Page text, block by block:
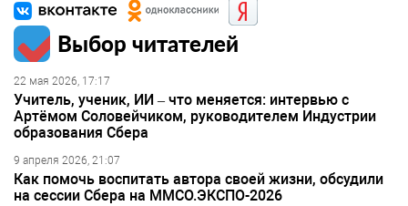
Выбор читателей
22 мая 2026, 17:17
Учитель, ученик, ИИ – что меняется: интервью с
Артёмом Соловейчиком, руководителем Индустрии
образования Сбера
9 апреля 2026, 21:07
Как помочь воспитать автора своей жизни, обсудили
на сессии Сбера на ММСО.ЭКСПО-2026